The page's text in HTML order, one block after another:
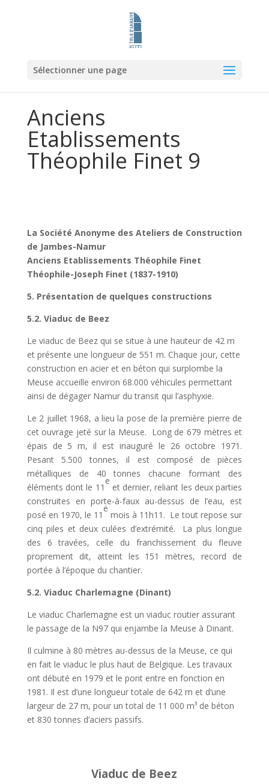
Sélectionner une page
Anciens
Etablissements
Théophile Finet 9
La Société Anonyme des Ateliers de Construction
de Jambes-Namur
Anciens Etablissements Théophile Finet
Théophile-Joseph Finet (1837-1910)
5. Présentation de quelques constructions
5.2. Viaduc de Beez
Le viaduc de Beez qui se situe à une hauteur de 42 m
et présente une longueur de 551 m. Chaque jour, cette
construction en acier et en béton qui surplombe la
Meuse accueille environ 68.000 véhicules permettant
ainsi de dégager Namur du transit qui l’asphyxie.
Le 2 juillet 1968, a lieu la pose de la première pierre de
cet ouvrage jeté sur la Meuse. Long de 679 mètres et
épais de 5 m, il est inauguré le 26 octobre 1971.
Pesant 5.500 tonnes, il est composé de pièces
métalliques de 40 tonnes chacune formant des
éléments dont le 11
e
et dernier, reliant les deux parties
construites en porte-à-faux au-dessus de l’eau, est
posé en 1970, le 11
e
mois à 11h11. Le tout repose sur
cinq piles et deux culées d’extrémité. La plus longue
des 6 travées, celle du franchissement du fleuve
proprement dit, atteint les 151 mètres, record de
portée à l’époque du chantier.
5.2. Viaduc Charlemagne (Dinant)
Le viaduc Charlemagne est un viaduc routier assurant
le passage de la N97 qui enjambe la Meuse à Dinant.
Il culmine à 80 mètres au-dessus de la Meuse, ce qui
en fait le viaduc le plus haut de Belgique. Les travaux
ont débuté en 1979 et le pont entre en fonction en
1981. Il est d’une longueur totale de 642 m et d’une
largeur de 27 m, pour un total de 11 000 m³ de béton
et 830 tonnes d’aciers passifs.
Viaduc de Beez